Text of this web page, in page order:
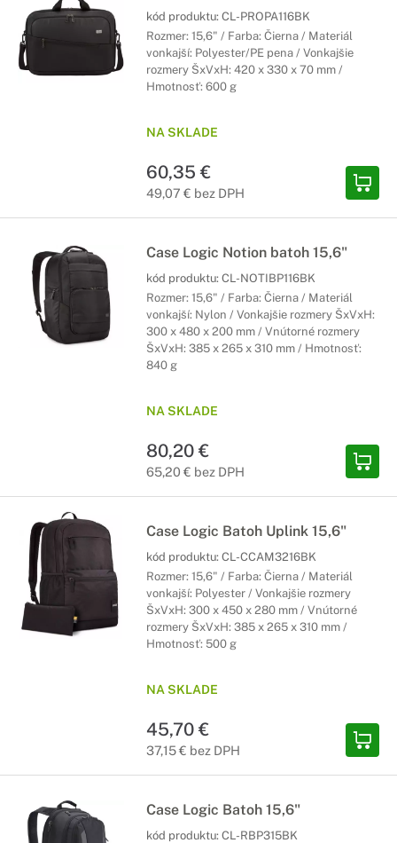
kód produktu: CL-PROPA116BK
Rozmer: 15,6" / Farba: Čierna / Materiál
vonkajší: Polyester/PE pena / Vonkajšie
rozmery ŠxVxH: 420 x 330 x 70 mm /
Hmotnosť: 600 g
NA SKLADE
60,35 €
49,07 € bez DPH
Case Logic Notion batoh 15,6"
kód produktu: CL-NOTIBP116BK
Rozmer: 15,6" / Farba: Čierna / Materiál
vonkajší: Nylon / Vonkajšie rozmery ŠxVxH:
300 x 480 x 200 mm / Vnútorné rozmery
ŠxVxH: 385 x 265 x 310 mm / Hmotnosť:
840 g
NA SKLADE
80,20 €
65,20 € bez DPH
Case Logic Batoh Uplink 15,6"
kód produktu: CL-CCAM3216BK
Rozmer: 15,6" / Farba: Čierna / Materiál
vonkajší: Polyester / Vonkajšie rozmery
ŠxVxH: 300 x 450 x 280 mm / Vnútorné
rozmery ŠxVxH: 385 x 265 x 310 mm /
Hmotnosť: 500 g
NA SKLADE
45,70 €
37,15 € bez DPH
Case Logic Batoh 15,6"
kód produktu: CL-RBP315BK